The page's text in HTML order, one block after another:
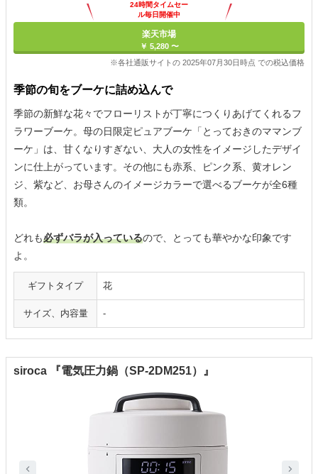
24時間タイムセー
ル毎日開催中
楽天市場
￥ 5,280 〜
※各社通販サイトの 2025年07月30日時点 での税込価格
季節の旬をブーケに詰め込んで
季節の新鮮な花々でフローリストが丁寧につくりあげてくれるフ
ラワーブーケ。母の日限定ピュアブーケ「とっておきのママンブ
ーケ」は、甘くなりすぎない、大人の女性をイメージしたデザイ
ンに仕上がっています。その他にも赤系、ピンク系、黄オレン
ジ、紫など、お母さんのイメージカラーで選べるブーケが全6種
類。
どれも必ずバラが入っているので、とっても華やかな印象です
よ。
ギフトタイプ 花
サイズ、内容量 -
siroca 『電気圧力鍋（SP-2DM251）』